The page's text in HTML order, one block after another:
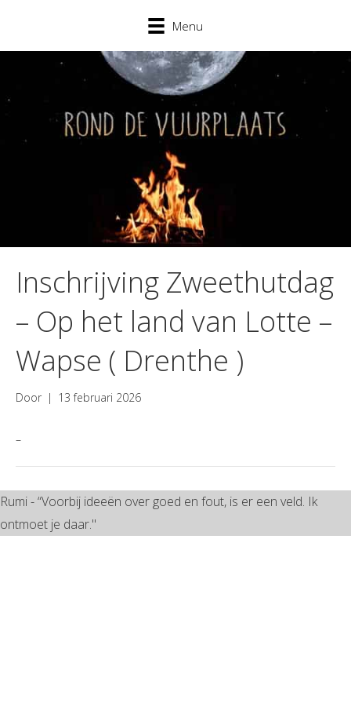
Menu
Inschrijving Zweethutdag
– Op het land van Lotte –
Wapse ( Drenthe )
Door | 13 februari 2026
–
Rumi - “Voorbij ideeën over goed en fout, is er een veld. Ik
ontmoet je daar."